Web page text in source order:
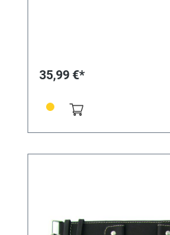
35,99 €*